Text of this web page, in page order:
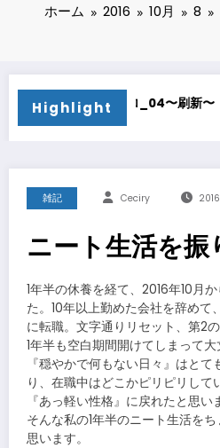
ホーム 2016 10月 8
Highlight
ゼロ_04〜刷新〜 カオゼ
雑記 Ceciry
ニート生活を振
1年半の休養を経て、2016年10月
た。10年以上勤めた会社を辞めて
に転職。文字通りリセット、第2の
1年半も空白期間開けてしまって大
『穏やかで何もない日々』はと
り、在職中はどこかピリピリして
『あっ軽い性格』に戻れたと思い
そんな私の1年半のニート生活を
思います。